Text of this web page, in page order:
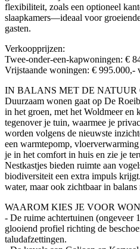
flexibiliteit, zoals een optioneel
slaapkamers—ideaal voor
gasten.
Verkoopprijzen:
Twee-onder-een-kapwoningen: €
Vrijstaande woningen: € 995.000,-
IN BALANS MET DE NATUUR
Duurzaam wonen gaat op De
in het groen, met het Woldmeer en
tegenover je tuin, waarmee je
worden volgens de nieuwste
een warmtepomp,
je in het comfort in huis en zie je
Nestkastjes bieden ruimte aan
biodiversiteit een extra impuls
water, maar ook zichtbaar in
WAAROM KIES JE VOOR
- De ruime achtertuinen (ongeveer
glooiend profiel richting de
taludafzettingen.